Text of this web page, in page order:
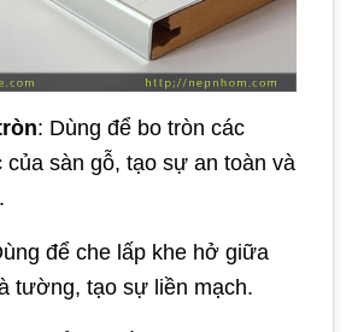
: Dùng để bo tròn các
của sàn gỗ, tạo sự an toàn và
để che lấp khe hở giữa
tường, tạo sự liền mạch.